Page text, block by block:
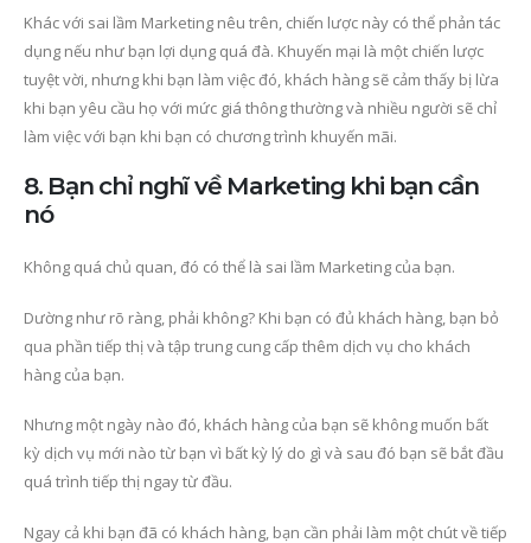
Khác với sai lầm Marketing nêu trên, chiến lược này có thể phản tác
dụng nếu như bạn lợi dụng quá đà. Khuyến mại là một chiến lược
tuyệt vời, nhưng khi bạn làm việc đó, khách hàng sẽ cảm thấy bị lừa
khi bạn yêu cầu họ với mức giá thông thường và nhiều người sẽ chỉ
làm việc với bạn khi bạn có chương trình khuyến mãi.
8. Bạn chỉ nghĩ về Marketing khi bạn cần
nó
Không quá chủ quan, đó có thể là sai lầm Marketing của bạn.
Dường như rõ ràng, phải không? Khi bạn có đủ khách hàng, bạn bỏ
qua phần tiếp thị và tập trung cung cấp thêm dịch vụ cho khách
hàng của bạn.
Nhưng một ngày nào đó, khách hàng của bạn sẽ không muốn bất
kỳ dịch vụ mới nào từ bạn vì bất kỳ lý do gì và sau đó bạn sẽ bắt đầu
quá trình tiếp thị ngay từ đầu.
Ngay cả khi bạn đã có khách hàng, bạn cần phải làm một chút về tiếp